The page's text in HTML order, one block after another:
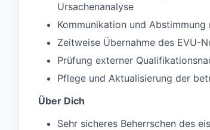
Ursachenanalyse
Kommunikation und
Zeitweise Übernahme des EVU-
Prüfung externer
Pflege und Aktualisierung der
Über Dich
Sehr sicheres Beherrschen des